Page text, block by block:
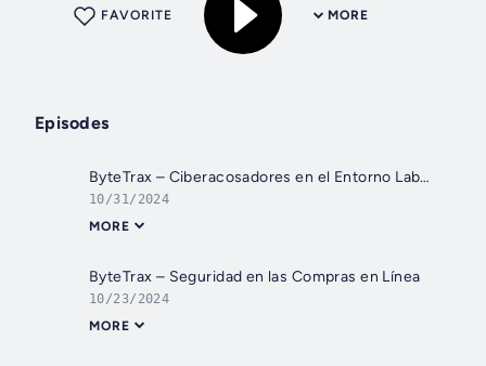
MORE
FAVORITE
Episodes
ByteTrax – Ciberacosadores en el Entorno Laboral
10/31/2024
MORE
ByteTrax – Seguridad en las Compras en Línea
10/23/2024
MORE